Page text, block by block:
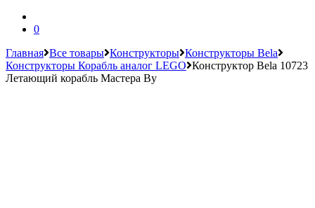
0
Главная Все товары Конструкторы Конструкторы Bela
Конструкторы Корабль аналог LEGO Конструктор Bela 10723
Летающий корабль Мастера Ву